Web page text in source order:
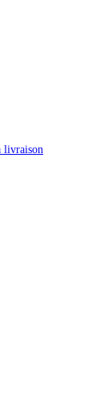
livraison